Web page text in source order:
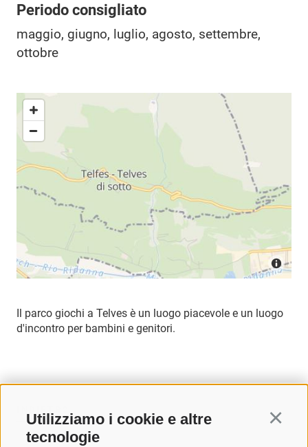
Utilizziamo i cookie e altre
tecnologie
Periodo consigliato
maggio, giugno, luglio, agosto, settembre,
ottobre
Il parco giochi a Telves è un luogo piacevole e un luogo
d'incontro per bambini e genitori.